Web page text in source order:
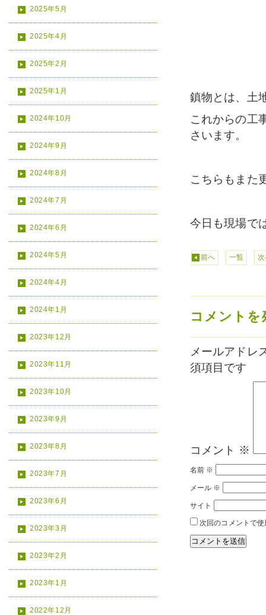
2025年5月
2025年4月
2025年2月
2025年1月
2024年10月
2024年9月
2024年8月
2024年7月
2024年6月
2024年5月
2024年4月
2024年1月
2023年12月
2023年11月
2023年10月
2023年9月
2023年8月
2023年7月
2023年6月
2023年3月
2023年2月
2023年1月
2022年12月
鎮物とは、土
これからの工
さいます。
こちらもまた
今日も現場で
前へ 一覧
コメントを
メールアドレ
須項目です
コメント ※
名前 ※
メール ※
サイト
次回のコメントで